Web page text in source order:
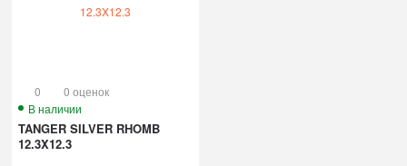
0
0 оценок
В наличии
TANGER SILVER RHOMB
12.3X12.3